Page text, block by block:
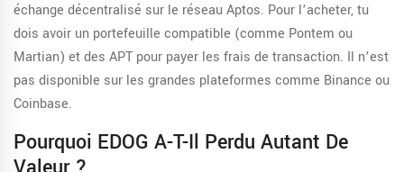
échange décentralisé sur le réseau Aptos. Pour l’acheter, tu
dois avoir un portefeuille compatible (comme Pontem ou
Martian) et des APT pour payer les frais de transaction. Il n’est
pas disponible sur les grandes plateformes comme Binance ou
Coinbase.
Pourquoi EDOG A-T-Il Perdu Autant De